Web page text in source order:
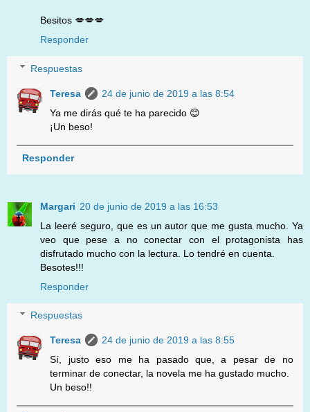
Besitos 💋💋💋
Responder
Respuestas
Teresa
24 de junio de 2019 a las 8:54
Ya me dirás qué te ha parecido 😊
¡Un beso!
Responder
Margari 20 de junio de 2019 a las 16:53
La leeré seguro, que es un autor que me gusta mucho. Ya
veo que pese a no conectar con el protagonista has
disfrutado mucho con la lectura. Lo tendré en cuenta.
Besotes!!!
Responder
Respuestas
Teresa
24 de junio de 2019 a las 8:55
Sí, justo eso me ha pasado que, a pesar de no
terminar de conectar, la novela me ha gustado mucho.
Un beso!!